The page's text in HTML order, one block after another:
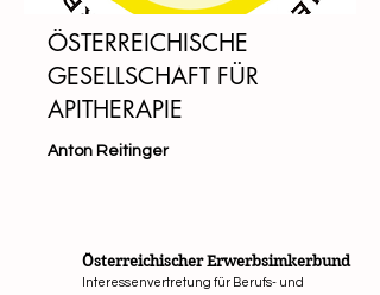
ÖSTERREICHISCHE
GESELLSCHAFT FÜR
APITHERAPIE
Anton Reitinger
Österreichischer Erwerbsimkerbund
Interessenvertretung für Berufs- und